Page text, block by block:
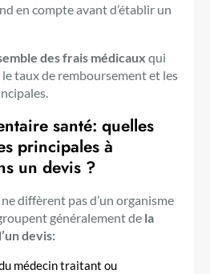
en compte avant d’établir un
des frais médicaux qui
taux de remboursement et les
santé: quelles
principales à
un devis ?
diffèrent pas d’un organisme
généralement de la
devis:
médecin traitant ou